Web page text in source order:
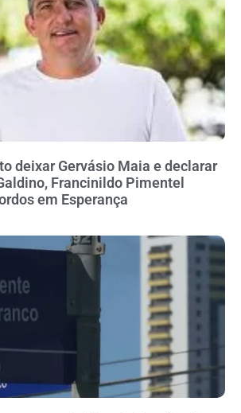
deixar Gervásio Maia e declarar
Francinildo Pimentel
em Esperança